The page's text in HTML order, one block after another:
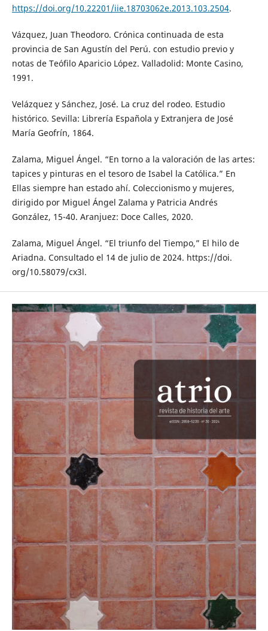
https://doi.org/10.22201/iie.18703062e.2013.103.2504.
Vázquez, Juan Theodoro. Crónica continuada de esta
provincia de San Agustín del Perú. con estudio previo y
notas de Teófilo Aparicio López. Valladolid: Monte Casino,
1991.
Velázquez y Sánchez, José. La cruz del rodeo. Estudio
histórico. Sevilla: Librería Española y Extranjera de José
María Geofrín, 1864.
Zalama, Miguel Ángel. “En torno a la valoración de las artes:
tapices y pinturas en el tesoro de Isabel la Católica.” En
Ellas siempre han estado ahí. Coleccionismo y mujeres,
dirigido por Miguel Ángel Zalama y Patricia Andrés
González, 15-40. Aranjuez: Doce Calles, 2020.
Zalama, Miguel Ángel. “El triunfo del Tiempo,” El hilo de
Ariadna. Consultado el 14 de julio de 2024. https://doi.
org/10.58079/cx3l.